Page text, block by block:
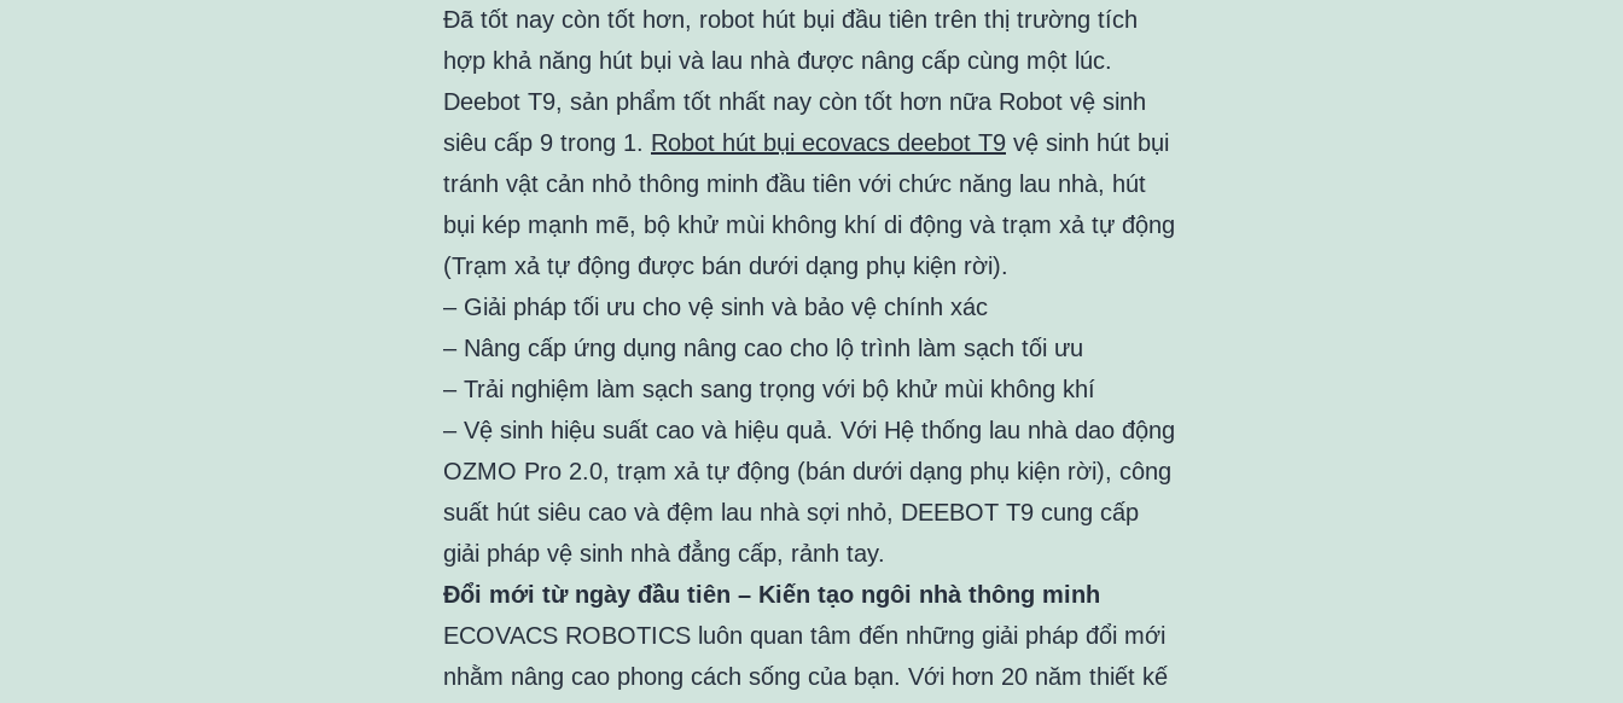
Đã tốt nay còn tốt hơn, robot hút bụi đầu tiên trên thị trường tích
hợp khả năng hút bụi và lau nhà được nâng cấp cùng một lúc.
Deebot T9, sản phẩm tốt nhất nay còn tốt hơn nữa Robot vệ sinh
siêu cấp 9 trong 1. Robot hút bụi ecovacs deebot T9 vệ sinh hút bụi
tránh vật cản nhỏ thông minh đầu tiên với chức năng lau nhà, hút
bụi kép mạnh mẽ, bộ khử mùi không khí di động và trạm xả tự động
(Trạm xả tự động được bán dưới dạng phụ kiện rời).
– Giải pháp tối ưu cho vệ sinh và bảo vệ chính xác
– Nâng cấp ứng dụng nâng cao cho lộ trình làm sạch tối ưu
– Trải nghiệm làm sạch sang trọng với bộ khử mùi không khí
– Vệ sinh hiệu suất cao và hiệu quả. Với Hệ thống lau nhà dao động
OZMO Pro 2.0, trạm xả tự động (bán dưới dạng phụ kiện rời), công
suất hút siêu cao và đệm lau nhà sợi nhỏ, DEEBOT T9 cung cấp
giải pháp vệ sinh nhà đẳng cấp, rảnh tay.
Đổi mới từ ngày đầu tiên – Kiến tạo ngôi nhà thông minh
ECOVACS ROBOTICS luôn quan tâm đến những giải pháp đổi mới
nhằm nâng cao phong cách sống của bạn. Với hơn 20 năm thiết kế